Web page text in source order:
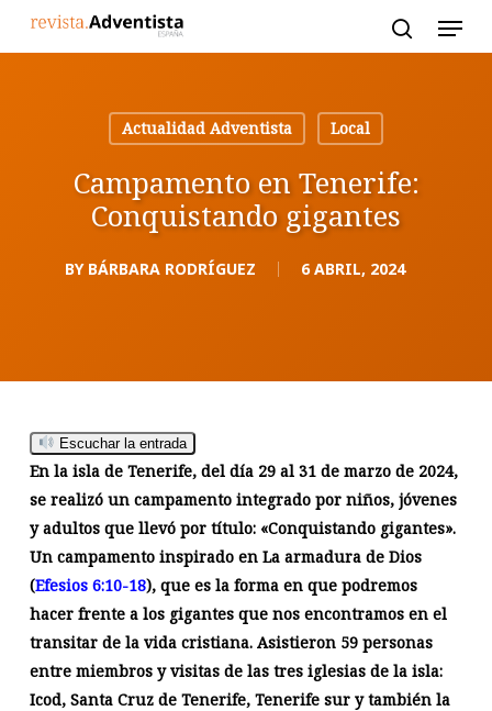
Actualidad Adventista
Local
Campamento en Tenerife:
Conquistando gigantes
BY BÁRBARA RODRÍGUEZ 6 ABRIL, 2024
Escuchar la entrada
En la isla de Tenerife, del día 29 al 31 de marzo de 2024,
se realizó un campamento integrado por niños, jóvenes
y adultos que llevó por título: «Conquistando gigantes».
Un campamento inspirado en La armadura de Dios
(Efesios 6:10-18), que es la forma en que podremos
hacer frente a los gigantes que nos encontramos en el
transitar de la vida cristiana. Asistieron 59 personas
entre miembros y visitas de las tres iglesias de la isla:
Icod, Santa Cruz de Tenerife, Tenerife sur y también la